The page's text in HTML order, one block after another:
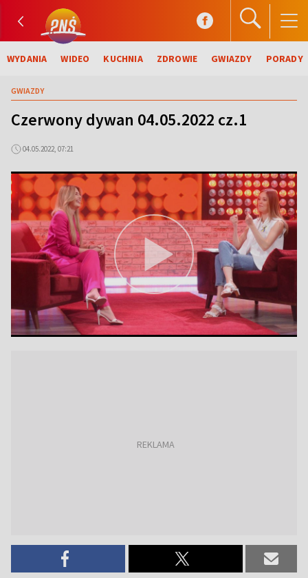
WYDANIA WIDEO KUCHNIA ZDROWIE GWIAZDY PORADY
GWIAZDY
Czerwony dywan 04.05.2022 cz.1
04.05.2022, 07:21